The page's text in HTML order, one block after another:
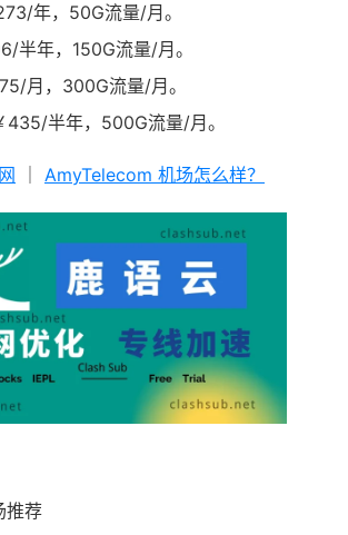
年，50G流量/月。
半年，150G流量/月。
月，300G流量/月。
435/半年，500G流量/月。
AmyTelecom 机场怎么样？
推荐